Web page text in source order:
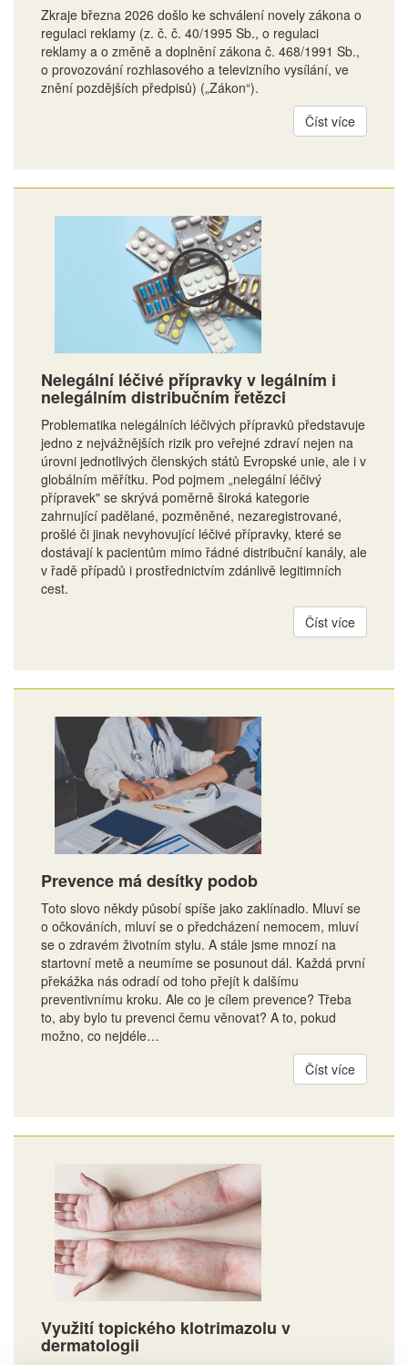
Zkraje března 2026 došlo ke schválení novely zákona o
regulaci reklamy (z. č. č. 40/1995 Sb., o regulaci
reklamy a o změně a doplnění zákona č. 468/1991 Sb.,
o provozování rozhlasového a televizního vysílání, ve
znění pozdějších předpisů) („Zákon“).
Číst více
Nelegální léčivé přípravky v legálním i
nelegálním distribučním řetězci
Problematika nelegálních léčivých přípravků představuje
jedno z nejvážnějších rizik pro veřejné zdraví nejen na
úrovni jednotlivých členských států Evropské unie, ale i v
globálním měřítku. Pod pojmem „nelegální léčivý
přípravek" se skrývá poměrně široká kategorie
zahrnující padělané, pozměněné, nezaregistrované,
prošlé či jinak nevyhovující léčivé přípravky, které se
dostávají k pacientům mimo řádné distribuční kanály, ale
v řadě případů i prostřednictvím zdánlivě legitimních
cest.
Číst více
Prevence má desítky podob
Toto slovo někdy působí spíše jako zaklínadlo. Mluví se
o očkováních, mluví se o předcházení nemocem, mluví
se o zdravém životním stylu. A stále jsme mnozí na
startovní metě a neumíme se posunout dál. Každá první
překážka nás odradí od toho přejít k dalšímu
preventivnímu kroku. Ale co je cílem prevence? Třeba
to, aby bylo tu prevenci čemu věnovat? A to, pokud
možno, co nejdéle…
Číst více
Využití topického klotrimazolu v
dermatologii